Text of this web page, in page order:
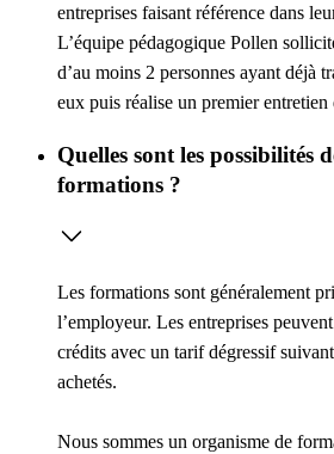
entreprises faisant référence dans
L’équipe pédagogique Pollen
d’au moins 2 personnes ayant déjà
eux puis réalise un premier entretien
Quelles sont les possibilités
formations ?
Les formations sont généralement
l’employeur. Les entreprises
crédits avec un tarif dégressif
achetés.
Nous sommes un organisme de